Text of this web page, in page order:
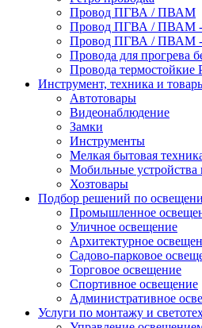
Провод ПГВА / ПВАМ
Провод ПГВА / ПВАМ -
Провод ПГВА /
Провода для прогрева
Провода
Инструмент, техника и
Автотовары
Видеонаблюдение
Замки
Инструменты
Мелкая бытовая
Мобильные
Хозтовары
Подбор решений по
Промышленное
Уличное освещение
Архитектурное
Садово-парковое
Торговое освещение
Спортивное освещение
Административное
Услуги по монтажу и